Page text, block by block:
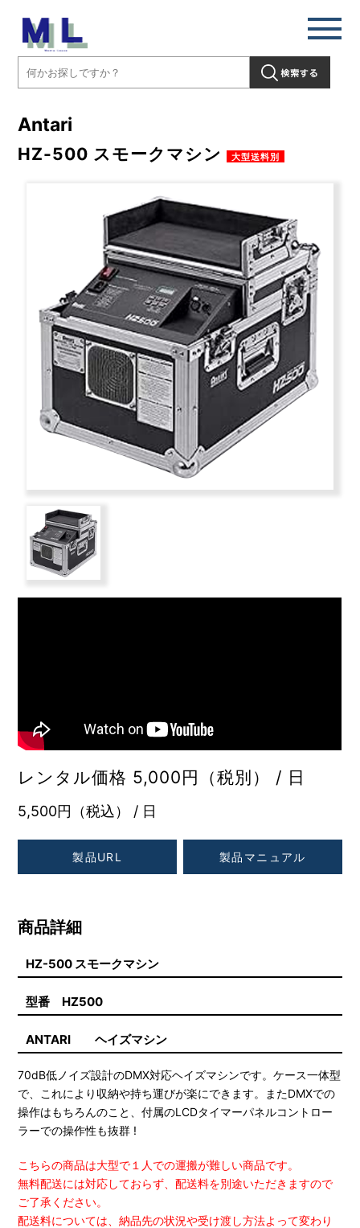
Antari
HZ-500 スモークマシン 大型送料別
レンタル価格 5,000円（税別） / 日
5,500円（税込） / 日
製品URL 製品マニュアル
商品詳細
HZ-500 スモークマシン
型番 HZ500
ANTARI ヘイズマシン
70dB低ノイズ設計のDMX対応ヘイズマシンです。ケース一体型
で、これにより収納や持ち運びが楽にできます。またDMXでの
操作はもちろんのこと、付属のLCDタイマーパネルコントロー
ラーでの操作性も抜群 !
こちらの商品は大型で１人での運搬が難しい商品です。
無料配送には対応しておらず、配送料を別途いただきますので
ご了承ください。
配送料については、納品先の状況や受け渡し方法よって変わり